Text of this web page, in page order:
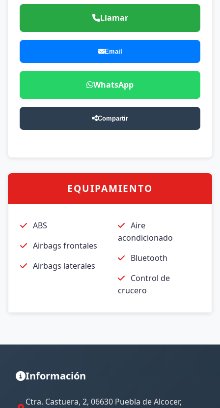
Llamar
Email
WhatsApp
Compartir
EQUIPAMIENTO
ABS
Airbags frontales
Airbags laterales
acondicionado
Bluetooth
crucero
Información
Ctra. Castuera, 2, 06630 Puebla de Alcocer,